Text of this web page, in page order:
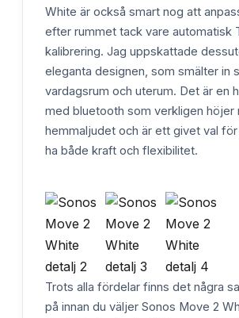
White är också smart nog att
efter rummet tack vare automatisk
kalibrering. Jag uppskattade
eleganta designen, som smälter in
vardagsrum och uterum. Det är en
med bluetooth som verkligen höjer
hemmaljudet och är ett givet val
ha både kraft och flexibilitet.
Trots alla fördelar finns det några
på innan du väljer Sonos Move 2